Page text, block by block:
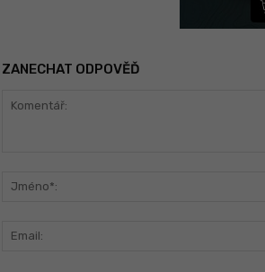
ZANECHAT ODPOVĚĎ